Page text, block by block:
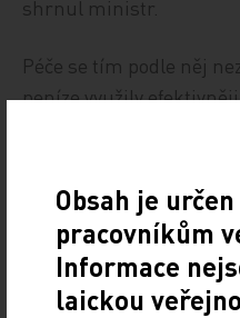
shrnul ministr.
Péče se tím podle něj
peníze využily
deseti. Přitom
kvalitativně srovnatelnou.
ČTK
Obsah je
pracovníkům
Informace
laickou